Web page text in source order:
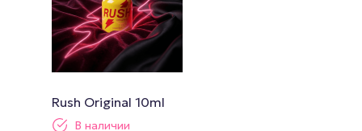
Rush Original 10ml
В наличии